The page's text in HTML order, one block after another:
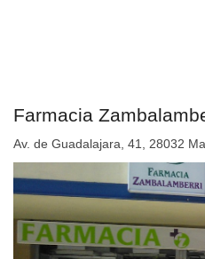
Farmacia
Av. de Guadalajara, 41, 28032